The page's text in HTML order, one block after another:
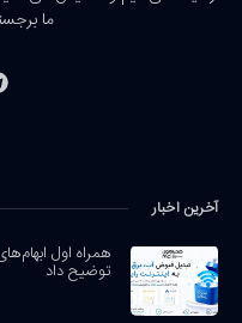
ما
آخرین اخبار
همراه اول
توضیح داد